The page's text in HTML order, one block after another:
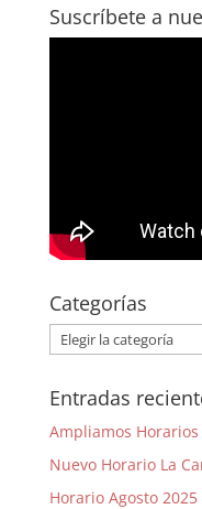
Suscríbete a
Categorías
Categorías
Entradas
Ampliamos Horarios
Nuevo Horario La
Horario Agosto